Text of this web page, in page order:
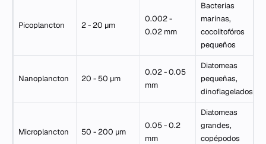
Picoplancton 2 - 20 µm
0.002 -
0.02 mm
Bacterias
marinas,
cocolitofóros
pequeños
Nanoplancton 20 - 50 µm
0.02 - 0.05
mm
Diatomeas
pequeñas,
dinoflagelados
Microplancton 50 - 200 µm
0.05 - 0.2
mm
Diatomeas
grandes,
copépodos